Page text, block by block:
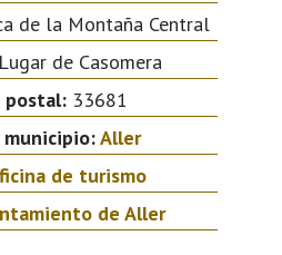
de la Montaña Central
Lugar de Casomera
postal:33681
Aller
de turismo
de Aller